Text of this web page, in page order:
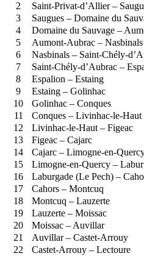
2
Saint-Privat-d’Allier –
3
Saugues – Domaine du
4
Domaine du Sauvage –
5
Aumont-Aubrac – Nasbinals
6
Nasbinals – Saint-Chély-
7
Saint-Chély-d’Aubrac –
8
Espalion – Estaing
9
Estaing – Golinhac
10
Golinhac – Conques
11
Conques – Livinhac-le-Haut
12
Livinhac-le-Haut – Figeac
13
Figeac – Cajarc
14
Cajarc – Limogne-en-
15
Limogne-en-Quercy –
16
Laburgade (Le Pech) –
17
Cahors – Montcuq
18
Montcuq – Lauzerte
19
Lauzerte – Moissac
20
Moissac – Auvillar
21
Auvillar – Castet-Arrouy
22
Castet-Arrouy – Lectoure